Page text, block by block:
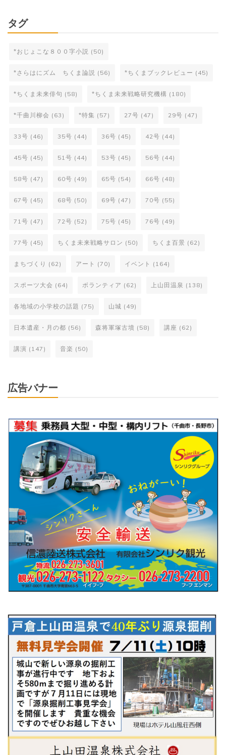
タグ
*おじょこな８００字小説 (50)
*さらはにズム ちくま論説 (56) *ちくまブックレビュー (45)
*ちくま未来俳句 (58) *ちくま未来戦略研究機構 (180)
*千曲川柳会 (63) *特集 (57) 27号 (47) 29号 (47)
33号 (46) 35号 (44) 36号 (45) 42号 (44)
45号 (45) 51号 (44) 53号 (45) 56号 (44)
58号 (47) 60号 (49) 65号 (54) 66号 (48)
67号 (45) 68号 (50) 69号 (47) 70号 (55)
71号 (47) 72号 (52) 75号 (45) 76号 (49)
77号 (45) ちくま未来戦略サロン (50) ちくま百景 (62)
まちづくり (62) アート (70) イベント (164)
スポーツ大会 (64) ボランティア (62) 上山田温泉 (138)
各地域の小学校の話題 (75) 山城 (49)
日本遺産・月の都 (56) 森将軍塚古墳 (58) 講座 (62)
講演 (147) 音楽 (50)
広告バナー